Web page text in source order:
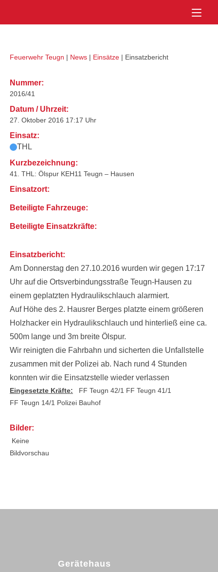
Feuerwehr Teugn | News | Einsätze | Einsatzbericht
Nummer:
2016/41
Datum / Uhrzeit:
27. Oktober 2016 17:17 Uhr
Einsatz:
THL
Kurzbezeichnung:
41. THL: Ölspur KEH11 Teugn – Hausen
Einsatzort:
Beteiligte Fahrzeuge:
Beteiligte Einsatzkräfte:
Einsatzbericht:
Am Donnerstag den 27.10.2016 wurden wir gegen 17:17
Uhr auf die Ortsverbindungsstraße Teugn-Hausen zu
einem geplatzten Hydraulikschlauch alarmiert.
Auf Höhe des 2. Hausrer Berges platzte einem größeren
Holzhacker ein Hydraulikschlauch und hinterließ eine ca.
500m lange und 3m breite Ölspur.
Wir reinigten die Fahrbahn und sicherten die Unfallstelle
zusammen mit der Polizei ab. Nach rund 4 Stunden
konnten wir die Einsatzstelle wieder verlassen
Eingesetzte Kräfte: FF Teugn 42/1 FF Teugn 41/1
FF Teugn 14/1 Polizei Bauhof
Bilder:
Keine
Bildvorschau
Gerätehaus